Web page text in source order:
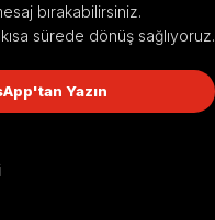
bırakabilirsiniz.
sürede dönüş sağlıyoruz.
Yazın